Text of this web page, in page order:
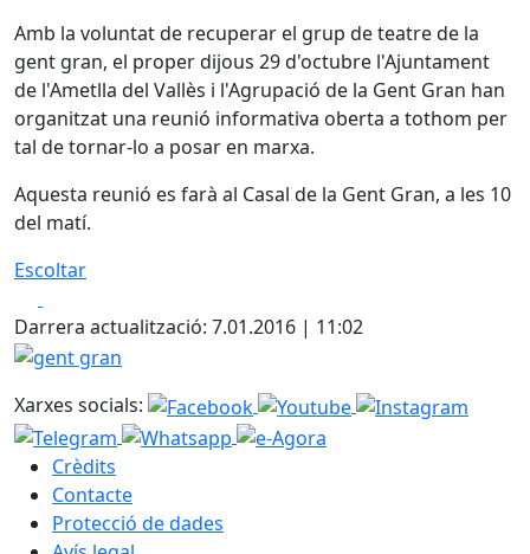
Amb la voluntat de recuperar el grup de teatre de la
gent gran, el proper dijous 29 d'octubre l'Ajuntament
de l'Ametlla del Vallès i l'Agrupació de la Gent Gran han
organitzat una reunió informativa oberta a tothom per
tal de tornar-lo a posar en marxa.
Aquesta reunió es farà al Casal de la Gent Gran, a les 10
del matí.
Escoltar
Darrera actualització: 7.01.2016 | 11:02
gent gran
Xarxes socials:
Crèdits
Contacte
Protecció de dades